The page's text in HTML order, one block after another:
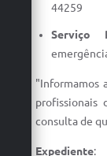
44259
Serviço
"Informamos
profissionais
consulta de
Expediente: